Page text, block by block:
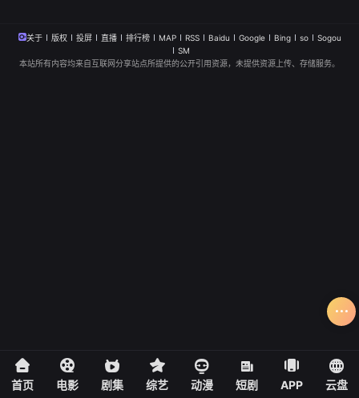
关于 版权 投屏 直播 排行榜 MAP RSS Baidu Google Bing so
Sogou
SM
本站所有内容均来自互联网分享站点所提供的公开引用资源，未提供资源上传、存储服务。
首页 电影 剧集 综艺 动漫 短剧 APP 云盘